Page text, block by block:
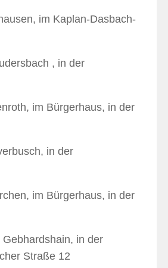
im Kaplan-Dasbach-
, in der
im Bürgerhaus, in der
in der
im Bürgerhaus, in der
in der
Straße 12